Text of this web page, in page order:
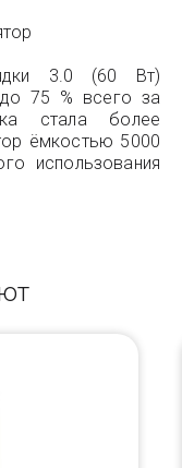
3.0 (60 Вт)
до 75 % всего за
стала более
ёмкостью 5000
использования